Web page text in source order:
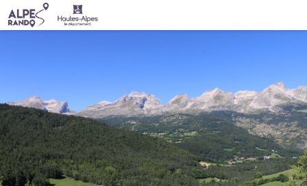
Le Faï depuis Saint-Disdier
Le Faï - Damien Desbenoit - CCBD